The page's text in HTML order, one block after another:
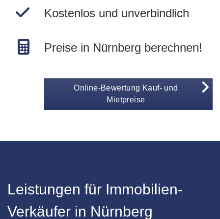
Kostenlos und unverbindlich
Preise in Nürnberg berechnen!
Online-Bewertung Kauf- und
Mietpreise
Leistungen für Immobilien-
Verkäufer in Nürnberg